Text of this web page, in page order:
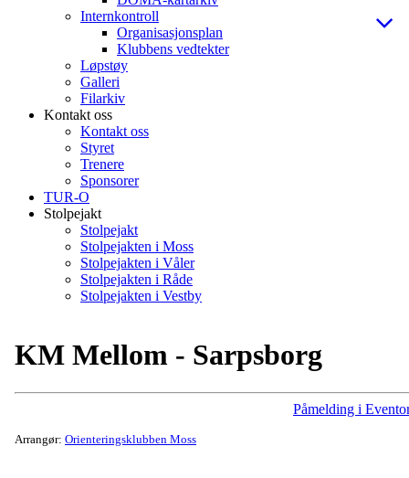
Internkontroll
Organisasjonsplan
Klubbens vedtekter
Løpstøy
Galleri
Filarkiv
Kontakt oss
Kontakt oss
Styret
Trenere
Sponsorer
TUR-O
Stolpejakt
Stolpejakt
Stolpejakten i Moss
Stolpejakten i Våler
Stolpejakten i Råde
Stolpejakten i Vestby
KM Mellom - Sarpsborg
Arrangør: Orienteringsklubben Moss
Påmelding i